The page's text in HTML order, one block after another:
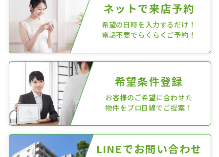
ネットで来店予約
希望の日時を入力するだけ！
電話不要でらくらくご予約！
希望条件登録
お客様のご希望に合わせた
物件をプロ目線でご提案！
LINEでお問い合わせ